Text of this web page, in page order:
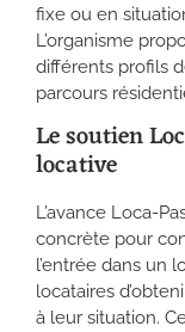
fixe ou en
L’organisme
différents profils
parcours
Le soutien
locative
L’avance Loca-
concrète pour
l’entrée dans un
locataires
à leur situation.